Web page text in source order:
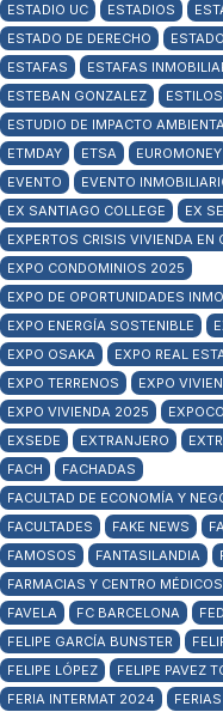
ESTADIO UC
ESTADIOS
ESTADO DE DERECHO
ESTAFAS
ESTAFAS
ESTEBAN GONZALEZ
ESTILOS
ESTUDIO DE IMPACTO
ETMDAY
ETSA EUROMONEY
EVENTO
EVENTO
EX SANTIAGO COLLEGE
EX
EXPERTOS CRISIS VIVIENDA EN
EXPO CONDOMINIOS 2025
EXPO DE OPORTUNIDADES
EXPO ENERGÍA SOSTENIBLE
EXPO OSAKA
EXPO REAL
EXPO TERRENOS
EXPO
EXPO VIVIENDA 2025
EXSEDE
EXTRANJERO
FACH
FACHADAS
FACULTAD DE ECONOMÍA Y
FACULTADES
FAKE NEWS
FAMOSOS
FANTASILANDIA
FARMACIAS Y CENTRO
FAVELA
FC BARCELONA FED
FELIPE GARCÍA BUNSTER
FELIPE LÓPEZ
FELIPE PAVEZ
FERIA INTERMAT 2024